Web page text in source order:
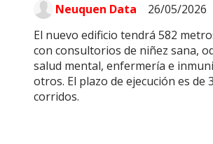
El nuevo edificio tendrá 582
con consultorios de niñez sana,
salud mental, enfermería e
otros. El plazo de ejecución es de
corridos.
26/05/2026
Neuquen Data